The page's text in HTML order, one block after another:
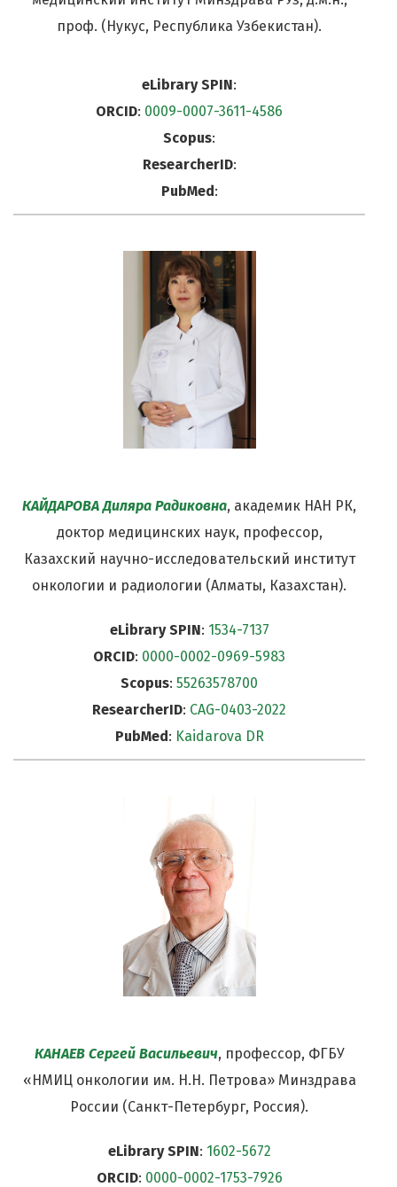
проф. (Нукус, Республика Узбекистан).
eLibrary SPIN:
ORCID: 0009-0007-3611-4586
Scopus:
ResearcherID:
PubMed :
КАЙДАРОВА Диляра Радиковна, академик НАН РК,
доктор медицинских наук, профессор,
Казахский научно-исследовательский институт
онкологии и радиологии (Алматы, Казахстан).
eLibrary SPIN: 1534-7137
ORCID: 0000-0002-0969-5983
Scopus:55263578700
ResearcherID: CAG-0403-2022
PubMed : Kaidarova DR
КАНАЕВ Сергей Васильевич, профессор, ФГБУ
«НМИЦ онкологии им. Н.Н. Петрова» Минздрава
России (Санкт-Петербург, Россия).
eLibrary SPIN: 1602-5672
ORCID: 0000-0002-1753-7926